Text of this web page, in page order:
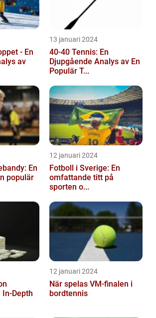
- En
av
13 januari 2024
40-40 Tennis: En
Djupgående Analys av En
Populär T...
En
populär
12 januari 2024
Fotboll i Sverige: En
omfattande titt på
sporten o...
Depth
12 januari 2024
När spelas VM-finalen i
bordtennis